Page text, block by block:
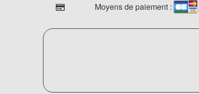
Moyens de paiement :